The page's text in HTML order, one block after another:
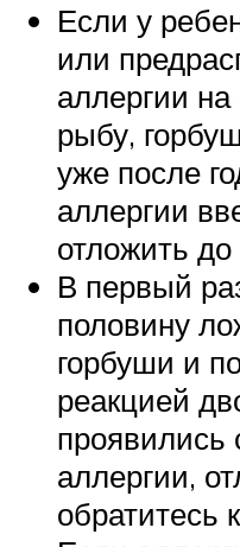
Если у
или
аллергии
рыбу,
уже после
аллергии
отложить до
В первый
половину
горбуши и
реакцией
аллергии,
обратитесь